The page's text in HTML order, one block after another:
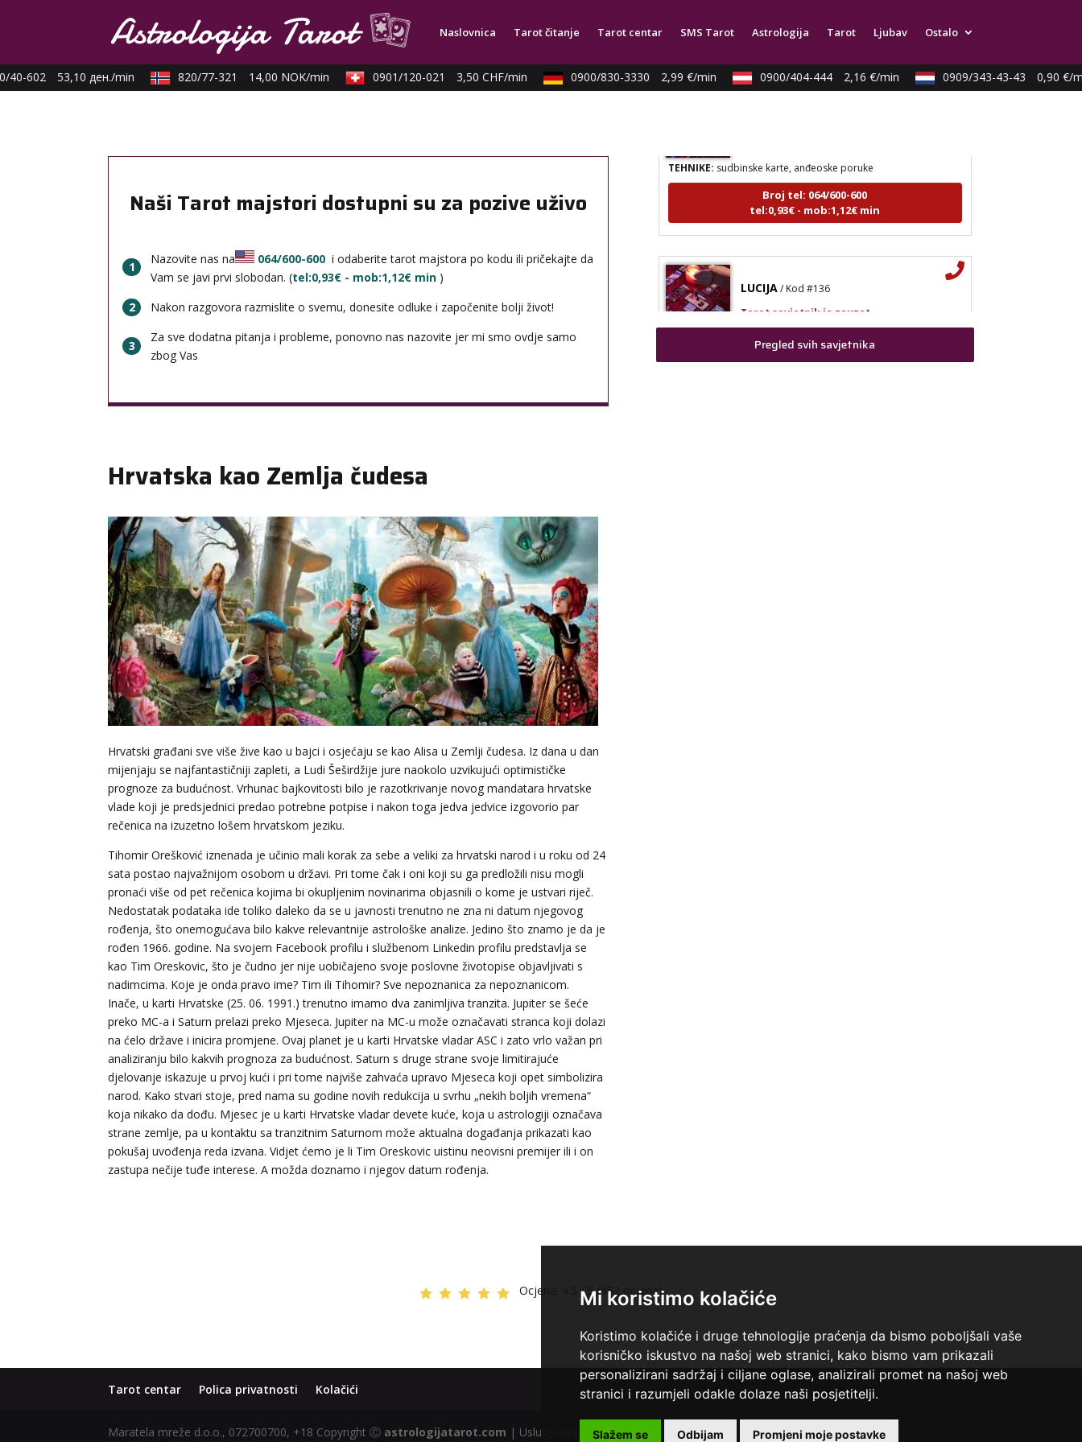
Mi koristimo kolačiće
Koristimo kolačiće i druge tehnologije praćenja da bismo poboljšali vaše
korisničko iskustvo na našoj web stranici, kako bismo vam prikazali
personalizirani sadržaj i ciljane oglase, analizirali promet na našoj web
stranici i razumjeli odakle dolaze naši posjetitelji.
Slažem se Odbijam Promjeni moje postavke
Naslovnica Tarot čitanje Tarot centar SMS Tarot Astrologija Tarot Ljubav Ostalo
40-602 53,10 ден./min 820/77-321 14,00 NOK/min 0901/120-021 3,50 CHF/min 0900/830-3330 2,99 €/min 0900/404-444 2,16 €/min 0909/343-43-43 0,90 €/
Naši Tarot majstori dostupni su za pozive uživo
1
Nazovite nas na 064/600-600 i odaberite tarot majstora po kodu ili pričekajte da
Vam se javi prvi slobodan. (tel:0,93€ - mob:1,12€ min )
2
Nakon razgovora razmislite o svemu, donesite odluke i započenite bolji život!
3
Za sve dodatna pitanja i probleme, ponovno nas nazovite jer mi smo ovdje samo
zbog Vas
Hrvatska kao Zemlja čudesa
Hrvatski građani sve više žive kao u bajci i osjećaju se kao Alisa u Zemlji čudesa. Iz dana u dan
mijenjaju se najfantastičniji zapleti, a Ludi Šeširdžije jure naokolo uzvikujući optimističke
prognoze za budućnost. Vrhunac bajkovitosti bilo je razotkrivanje novog mandatara hrvatske
vlade koji je predsjednici predao potrebne potpise i nakon toga jedva jedvice izgovorio par
rečenica na izuzetno lošem hrvatskom jeziku.
Tihomir Orešković iznenada je učinio mali korak za sebe a veliki za hrvatski narod i u roku od 24
sata postao najvažnijom osobom u državi. Pri tome čak i oni koji su ga predložili nisu mogli
pronaći više od pet rečenica kojima bi okupljenim novinarima objasnili o kome je ustvari riječ.
Nedostatak podataka ide toliko daleko da se u javnosti trenutno ne zna ni datum njegovog
rođenja, što onemogućava bilo kakve relevantnije astrološke analize. Jedino što znamo je da je
rođen 1966. godine. Na svojem Facebook profilu i službenom Linkedin profilu predstavlja se
kao Tim Oreskovic, što je čudno jer nije uobičajeno svoje poslovne životopise objavljivati s
nadimcima. Koje je onda pravo ime? Tim ili Tihomir? Sve nepoznanica za nepoznanicom.
Inače, u karti Hrvatske (25. 06. 1991.) trenutno imamo dva zanimljiva tranzita. Jupiter se šeće
preko MC-a i Saturn prelazi preko Mjeseca. Jupiter na MC-u može označavati stranca koji dolazi
na ćelo države i inicira promjene. Ovaj planet je u karti Hrvatske vladar ASC i zato vrlo važan pri
analiziranju bilo kakvih prognoza za budućnost. Saturn s druge strane svoje limitirajuće
djelovanje iskazuje u prvoj kući i pri tome najviše zahvaća upravo Mjeseca koji opet simbolizira
narod. Kako stvari stoje, pred nama su godine novih redukcija u svrhu „nekih boljih vremena“
koja nikako da dođu. Mjesec je u karti Hrvatske vladar devete kuće, koja u astrologiji označava
strane zemlje, pa u kontaktu sa tranzitnim Saturnom može aktualna događanja prikazati kao
pokušaj uvođenja reda izvana. Vidjet ćemo je li Tim Oreskovic uistinu neovisni premijer ili i on
zastupa nečije tuđe interese. A možda doznamo i njegov datum rođenja.
TEHNIKE:sudbinske karte, anđeoske poruke
Broj tel: 064/600-600
tel:0,93€ - mob:1,12€ min
TEHNIKE:sudbinske karte, anđeoske poruke
Pregled svih savjetnika
Ocjena: 4.5 / 5 (452 ocjena)
Tarot centar Polica privatnosti Kolačići
Maratela mreže d.o.o., 072700700, +18 Copyright Ⓒ astrologijatarot.com | Usluge smiju koristiti osobe starije od +18 godina.